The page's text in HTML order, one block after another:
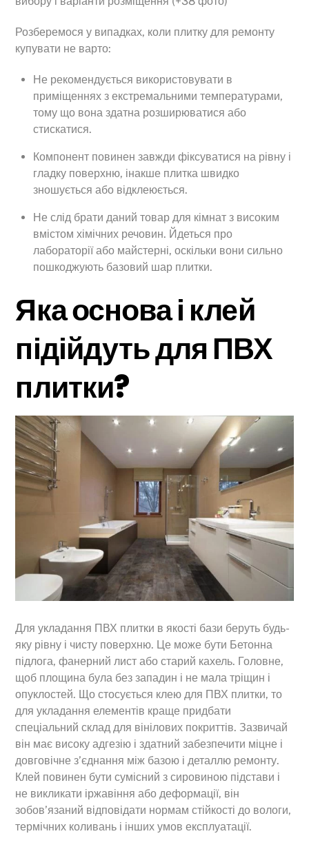
Розберемося у випадках, коли плитку для ремонту
купувати не варто:
Не рекомендується використовувати в
приміщеннях з екстремальними температурами,
тому що вона здатна розширюватися або
стискатися.
Компонент повинен завжди фіксуватися на рівну і
гладку поверхню, інакше плитка швидко
зношується або відклеюється.
Не слід брати даний товар для кімнат з високим
вмістом хімічних речовин. Йдеться про
лабораторії або майстерні, оскільки вони сильно
пошкоджують базовий шар плитки.
Яка основа і клей
підійдуть для ПВХ
плитки?
Для укладання ПВХ плитки в якості бази беруть будь-
яку рівну і чисту поверхню. Це може бути Бетонна
підлога, фанерний лист або старий кахель. Головне,
щоб площина була без западин і не мала тріщин і
опуклостей. Що стосується клею для ПВХ плитки, то
для укладання елементів краще придбати
спеціальний склад для вінілових покриттів. Зазвичай
він має високу адгезію і здатний забезпечити міцне і
довговічне з’єднання між базою і деталлю ремонту.
Клей повинен бути сумісний з сировиною підстави і
не викликати іржавіння або деформації, він
зобов’язаний відповідати нормам стійкості до вологи,
термічних коливань і інших умов експлуатації.